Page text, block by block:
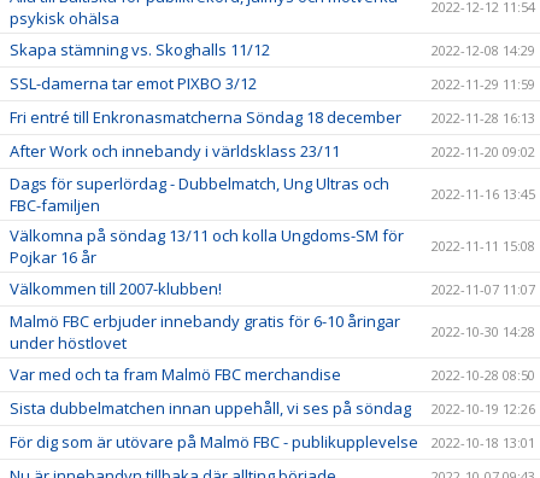
psykisk ohälsa
2022-12-12 11:54
Skapa stämning vs. Skoghalls 11/12 2022-12-08 14:29
SSL-damerna tar emot PIXBO 3/12 2022-11-29 11:59
Fri entré till Enkronasmatcherna Söndag 18 december 2022-11-28 16:13
After Work och innebandy i världsklass 23/11 2022-11-20 09:02
Dags för superlördag - Dubbelmatch, Ung Ultras och
FBC-familjen
2022-11-16 13:45
Välkomna på söndag 13/11 och kolla Ungdoms-SM för
Pojkar 16 år
2022-11-11 15:08
Välkommen till 2007-klubben! 2022-11-07 11:07
Malmö FBC erbjuder innebandy gratis för 6-10 åringar
under höstlovet
2022-10-30 14:28
Var med och ta fram Malmö FBC merchandise 2022-10-28 08:50
Sista dubbelmatchen innan uppehåll, vi ses på söndag 2022-10-19 12:26
För dig som är utövare på Malmö FBC - publikupplevelse 2022-10-18 13:01